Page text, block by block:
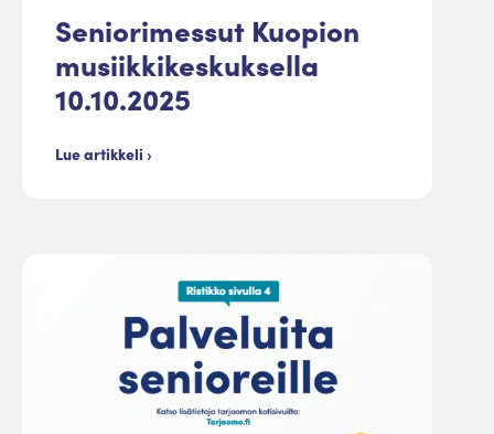
Seniorimessut Kuopion
musiikkikeskuksella
10.10.2025
Lue artikkeli ›